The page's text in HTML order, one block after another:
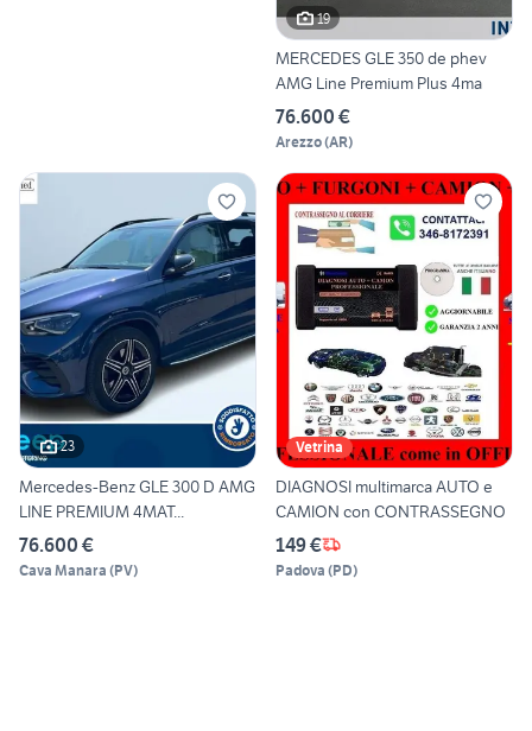
19
MERCEDES GLE 350 de phev
AMG Line Premium Plus 4ma
76.600 €
Arezzo(AR)
23
Mercedes-Benz GLE 300 D AMG
LINE PREMIUM 4MAT...
76.600 €
Cava Manara (PV)
Vetrina
DIAGNOSI multimarca AUTO e
CAMION con CONTRASSEGNO
149 €
Padova (PD)